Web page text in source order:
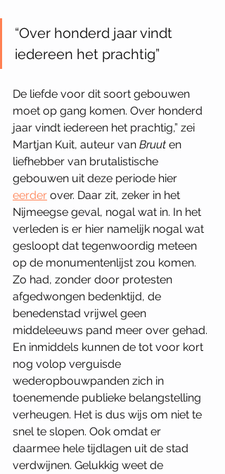
“Over honderd jaar vindt
iedereen het prachtig”
De liefde voor dit soort gebouwen
moet op gang komen. Over honderd
jaar vindt iedereen het prachtig,” zei
Martjan Kuit, auteur van Bruut en
liefhebber van brutalistische
gebouwen uit deze periode hier
eerder over. Daar zit, zeker in het
Nijmeegse geval, nogal wat in. In het
verleden is er hier namelijk nogal wat
gesloopt dat tegenwoordig meteen
op de monumentenlijst zou komen.
Zo had, zonder door protesten
afgedwongen bedenktijd, de
benedenstad vrijwel geen
middeleeuws pand meer over gehad.
En inmiddels kunnen de tot voor kort
nog volop verguisde
wederopbouwpanden zich in
toenemende publieke belangstelling
verheugen. Het is dus wijs om niet te
snel te slopen. Ook omdat er
daarmee hele tijdlagen uit de stad
verdwijnen. Gelukkig weet de